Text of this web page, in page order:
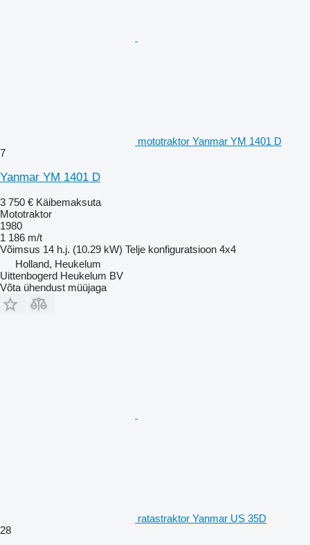
mototraktor Yanmar YM 1401 D
7
Yanmar YM 1401 D
3 750 € Käibemaksuta
Mototraktor
1980
1 186 m/t
Võimsus 14 h.j. (10.29 kW) Telje konfiguratsioon 4x4
Holland, Heukelum
Uittenbogerd Heukelum BV
Võta ühendust müüjaga
ratastraktor Yanmar US 35D
28